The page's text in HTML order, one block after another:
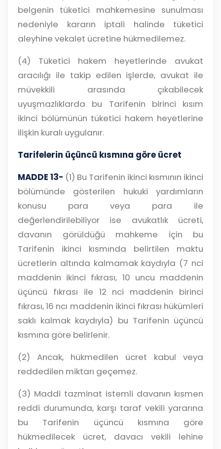
belgenin tüketici mahkemesine sunulması
nedeniyle kararın iptali halinde tüketici
aleyhine vekalet ücretine hükmedilemez.
(4) Tüketici hakem heyetlerinde avukat
aracılığı ile takip edilen işlerde, avukat ile
müvekkili arasında çıkabilecek
uyuşmazlıklarda bu Tarifenin birinci kısım
ikinci bölümünün tüketici hakem heyetlerine
ilişkin kuralı uygulanır.
Tarifelerin üçüncü kısmına göre ücret
MADDE 13- (1) Bu Tarifenin ikinci kısmının ikinci
bölümünde gösterilen hukuki yardımların
konusu para veya para ile
değerlendirilebiliyor ise avukatlık ücreti,
davanın görüldüğü mahkeme için bu
Tarifenin ikinci kısmında belirtilen maktu
ücretlerin altında kalmamak kaydıyla (7 nci
maddenin ikinci fıkrası, 10 uncu maddenin
üçüncü fıkrası ile 12 nci maddenin birinci
fıkrası, 16 ncı maddenin ikinci fıkrası hükümleri
saklı kalmak kaydıyla) bu Tarifenin üçüncü
kısmına göre belirlenir.
(2) Ancak, hükmedilen ücret kabul veya
reddedilen miktarı geçemez.
(3) Maddi tazminat istemli davanın kısmen
reddi durumunda, karşı taraf vekili yararına
bu Tarifenin üçüncü kısmına göre
hükmedilecek ücret, davacı vekili lehine